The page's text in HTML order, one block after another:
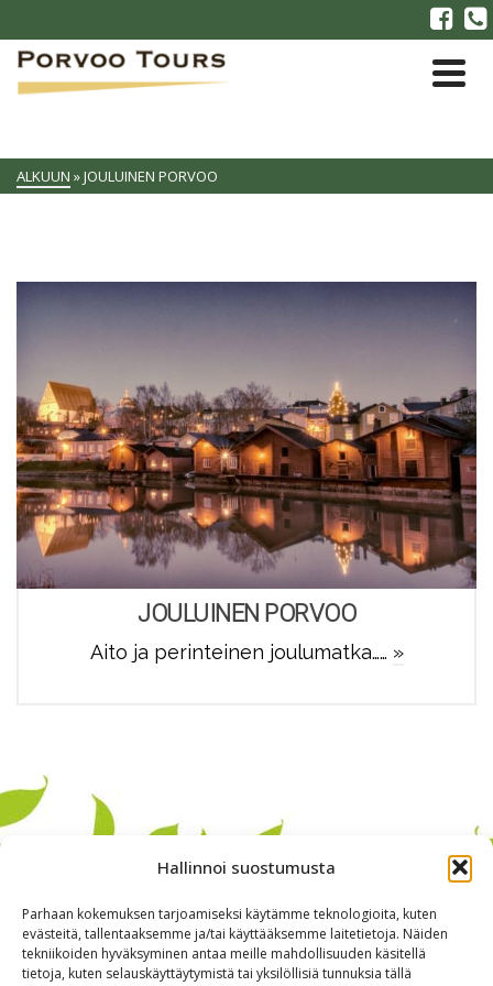
Hallinnoi suostumusta
Parhaan kokemuksen tarjoamiseksi käytämme teknologioita, kuten
evästeitä, tallentaaksemme ja/tai käyttääksemme laitetietoja. Näiden
tekniikoiden hyväksyminen antaa meille mahdollisuuden käsitellä
tietoja, kuten selauskäyttäytymistä tai yksilöllisiä tunnuksia tällä
ALKUUN »JOULUINEN PORVOO
JOULUINEN PORVOO
Aito ja perinteinen joulumatka…… »